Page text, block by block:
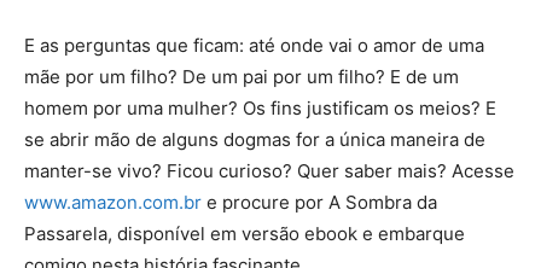
E as perguntas que ficam: até onde vai o amor de uma
mãe por um filho? De um pai por um filho? E de um
homem por uma mulher? Os fins justificam os meios? E
se abrir mão de alguns dogmas for a única maneira de
manter-se vivo? Ficou curioso? Quer saber mais? Acesse
www.amazon.com.br e procure por A Sombra da
Passarela, disponível em versão ebook e embarque